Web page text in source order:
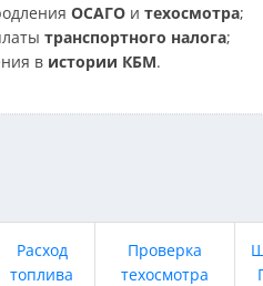
ОСАГО и техосмотра;
транспортного налога;
в истории КБМ.
Расход
топлива
Проверка
техосмотра